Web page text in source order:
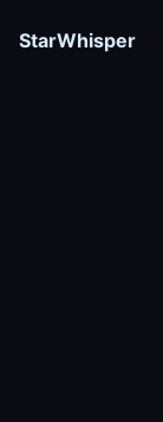
StarWhisper